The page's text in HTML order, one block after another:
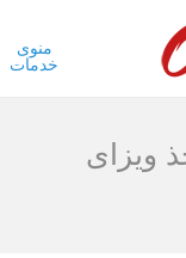
منوی
خدمات
ویزای